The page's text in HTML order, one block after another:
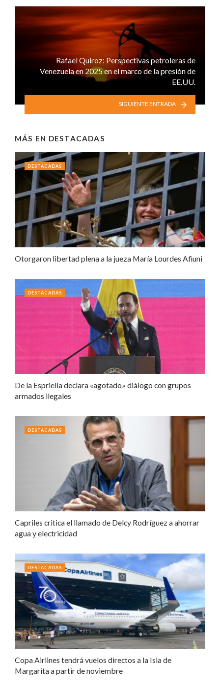
Rafael Quiroz: Perspectivas petroleras de
Venezuela en 2025 en el marco de la presión de
EE.UU.
SIGUIENTE ENTRADA
MÁS EN DESTACADAS
Otorgaron libertad plena a la jueza María Lourdes Afiuni
DESTACADAS
De la Espriella declara «agotado» diálogo con grupos
armados ilegales
DESTACADAS
Capriles critica el llamado de Delcy Rodríguez a ahorrar
agua y electricidad
DESTACADAS
Copa Airlines tendrá vuelos directos a la Isla de
Margarita a partir de noviembre
DESTACADAS